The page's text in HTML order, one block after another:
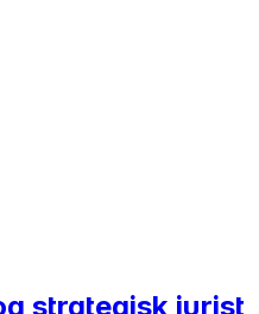
strategisk jurist